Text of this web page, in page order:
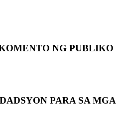
NG PUBLIKO
PARA SA MGA